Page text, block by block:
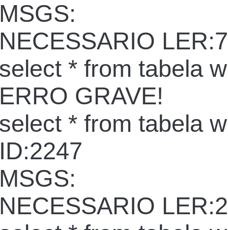
* from tabela
GRAVE!
* from tabela